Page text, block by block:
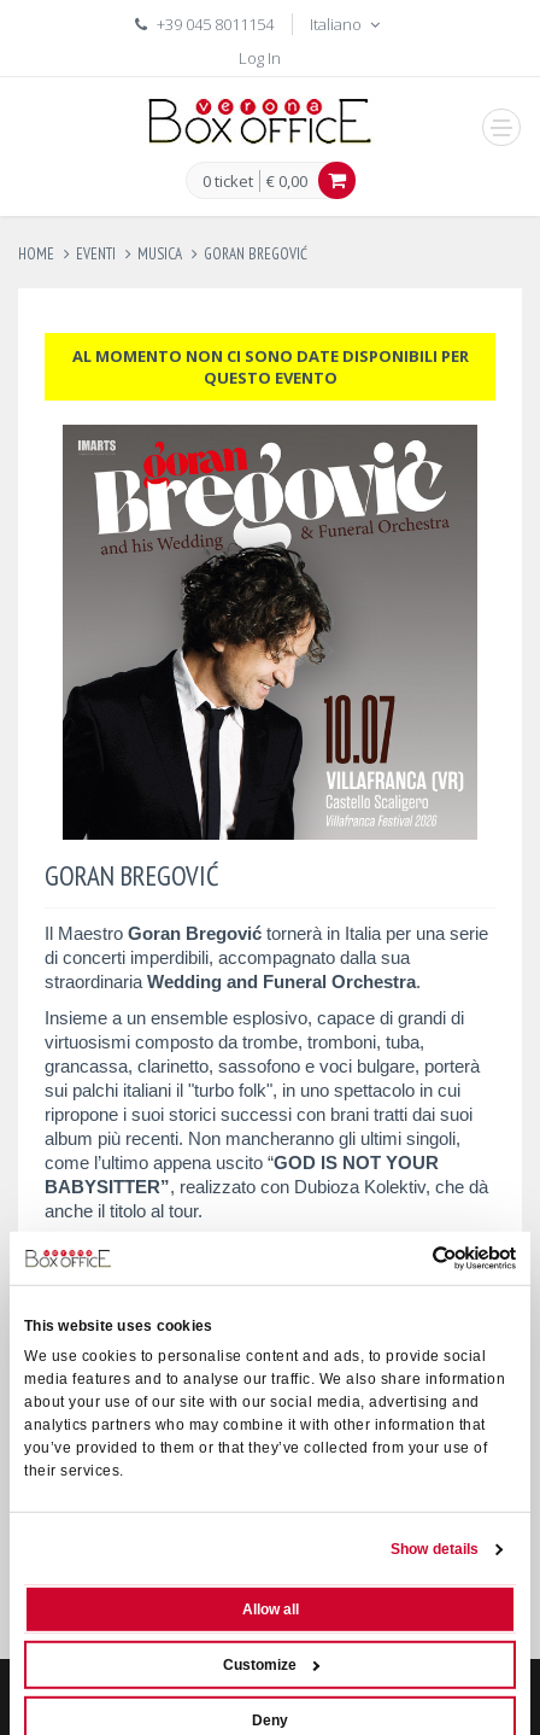
This website uses cookies
We use cookies to personalise content and ads, to provide social
media features and to analyse our traffic. We also share information
about your use of our site with our social media, advertising and
analytics partners who may combine it with other information that
you’ve provided to them or that they’ve collected from your use of
their services.
Show details
Allow all
Customize
Deny
+39 045 8011154
Italiano
Log In
0 ticket € 0,00
HOME EVENTI MUSICA GORAN BREGOVIĆ
AL MOMENTO NON CI SONO DATE DISPONIBILI PER
QUESTO EVENTO
GORAN BREGOVIĆ
Il Maestro Goran Bregović tornerà in Italia per una serie
di concerti imperdibili, accompagnato dalla sua
straordinaria Wedding and Funeral Orchestra.
Insieme a un ensemble esplosivo, capace di grandi di
virtuosismi composto da trombe, tromboni, tuba,
grancassa, clarinetto, sassofono e voci bulgare, porterà
sui palchi italiani il "turbo folk", in uno spettacolo in cui
ripropone i suoi storici successi con brani tratti dai suoi
album più recenti. Non mancheranno gli ultimi singoli,
come l’ultimo appena uscito “GOD IS NOT YOUR
BABYSITTER”, realizzato con Dubioza Kolektiv, che dà
anche il titolo al tour.
Con lui sul palco, The Wedding and Funeral Orchestra,
rinomata per la capacità di fondere armoniosamente
slavo, la polifonia sacra ortodossa e le pulsazioni del rock
Questi strumentisti, cresciuti nella tradizione gitana,
porteranno sul palco un melting pot di stili e generi che
rende lo spettacolo completo, energico e divertente.
Il concerto è organizzato da